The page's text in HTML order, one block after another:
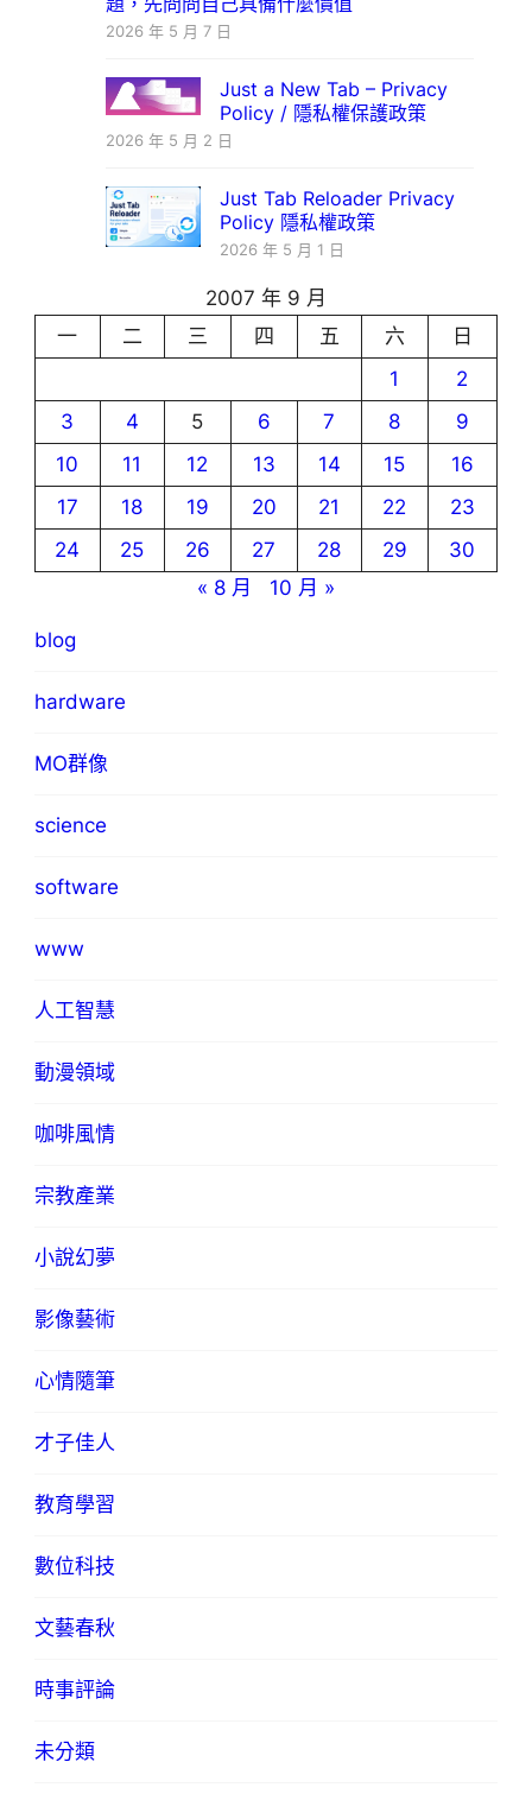
2026 年 5 月 7 日
Just a New Tab – Privacy
Policy / 隱私權保護政策
2026 年 5 月 2 日
Just Tab Reloader Privacy
Policy 隱私權政策
2026 年 5 月 1 日
2007 年 9 月
一
二 三 四 五 六
日
1
2
3
4 5 6 7 8
9
10
11 12 13 14 15
16
17
18 19 20 21 22
23
24
25 26 27 28 29
30
« 8 月
10 月 »
blog
hardware
MO群像
science
software
www
人工智慧
動漫領域
咖啡風情
宗教產業
小說幻夢
影像藝術
心情隨筆
才子佳人
教育學習
數位科技
文藝春秋
時事評論
未分類